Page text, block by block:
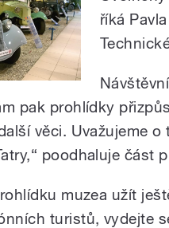
říká
pak prohlídky
věci. Uvažujeme
poodhaluje část
muzea užít
turistů, vydejte